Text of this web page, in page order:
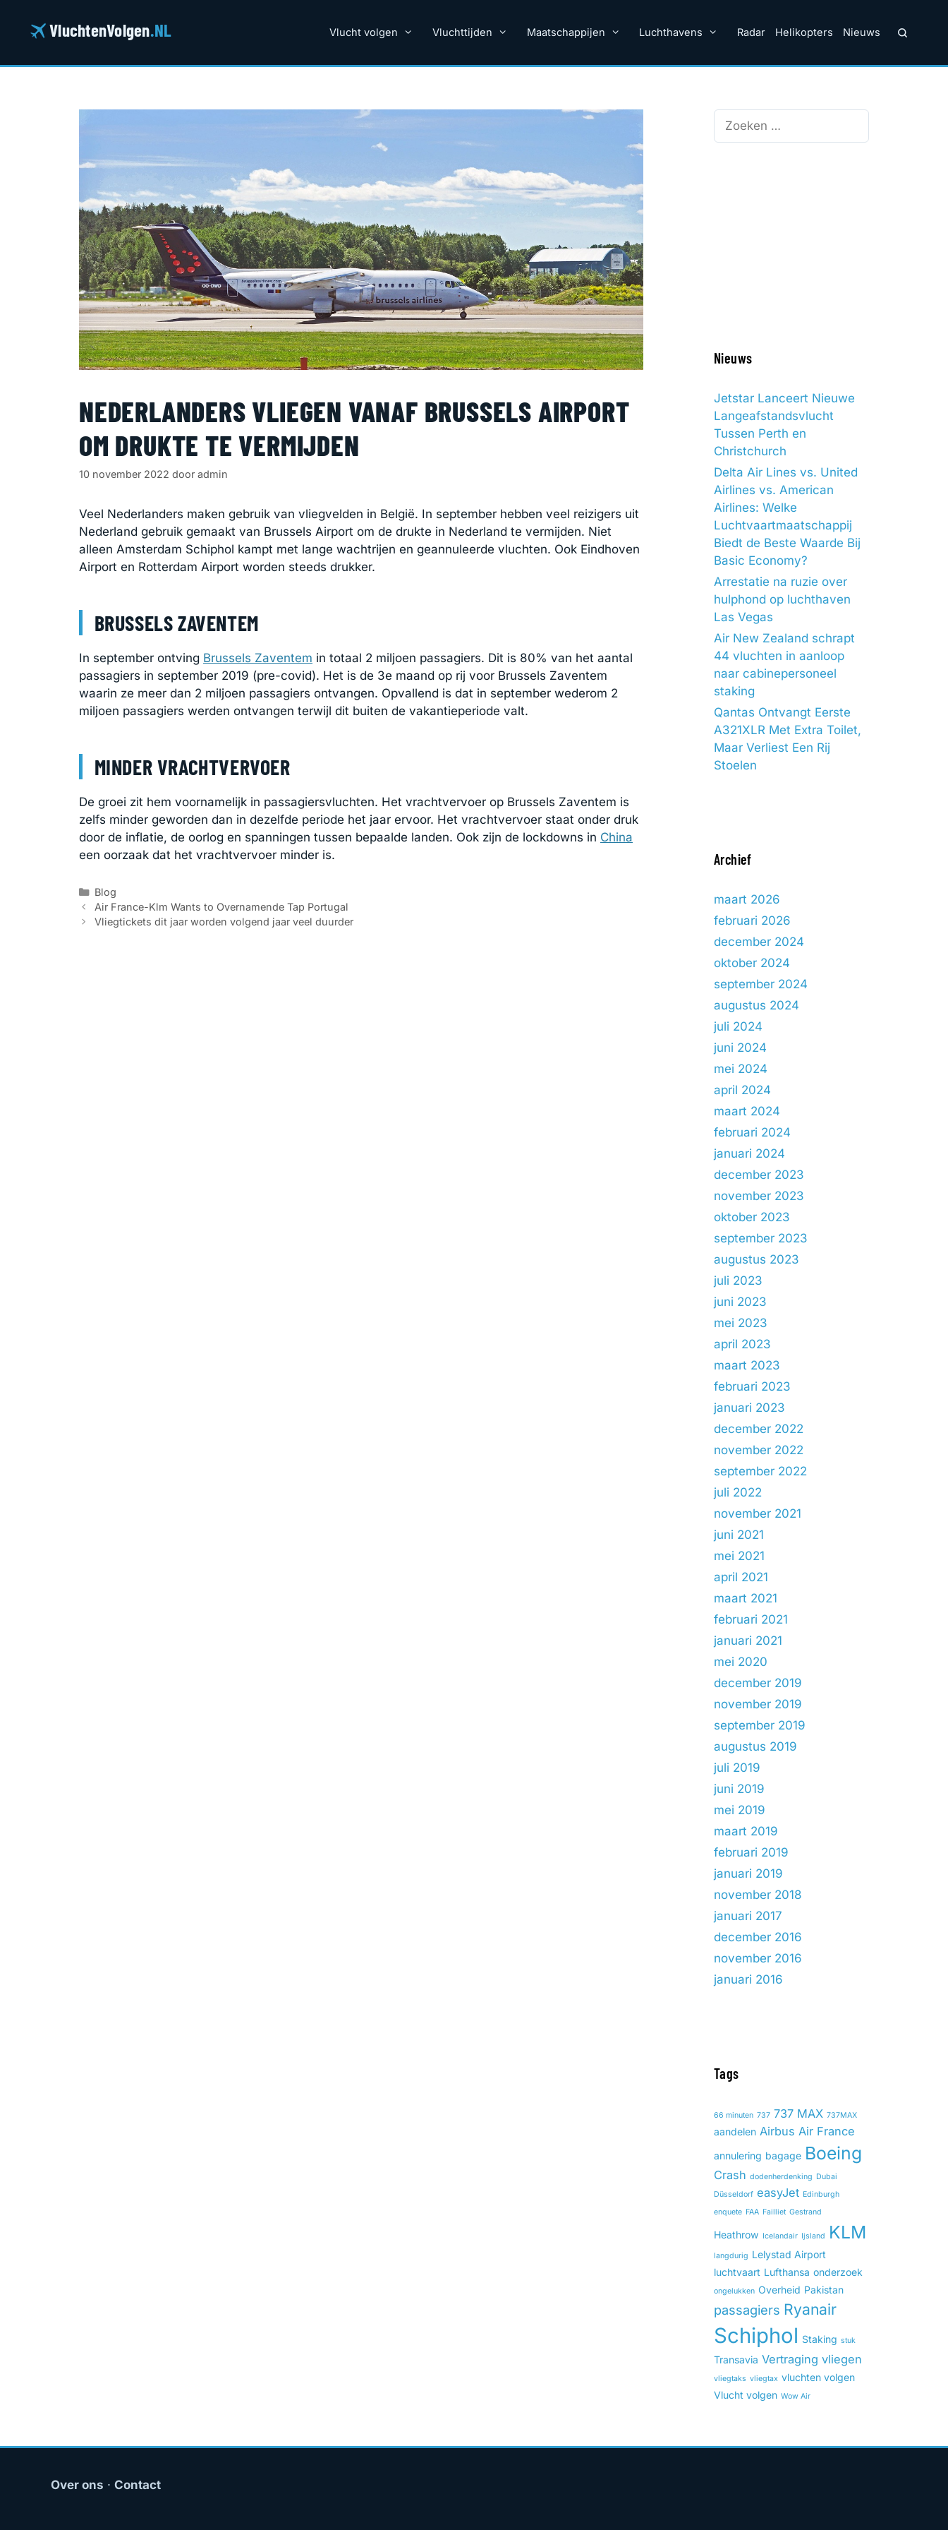
VluchtenVolgen.NL Vlucht volgen Vluchttijden Maatschappijen Luchthavens Radar Helikopters Nieuws
NEDERLANDERS VLIEGEN VANAF BRUSSELS AIRPORT
OM DRUKTE TE VERMIJDEN
10 november 2022 door admin
Veel Nederlanders maken gebruik van vliegvelden in België. In september hebben veel reizigers uit
Nederland gebruik gemaakt van Brussels Airport om de drukte in Nederland te vermijden. Niet
alleen Amsterdam Schiphol kampt met lange wachtrijen en geannuleerde vluchten. Ook Eindhoven
Airport en Rotterdam Airport worden steeds drukker.
BRUSSELS ZAVENTEM
In september ontving Brussels Zaventem in totaal 2 miljoen passagiers. Dit is 80% van het aantal
passagiers in september 2019 (pre-covid). Het is de 3e maand op rij voor Brussels Zaventem
waarin ze meer dan 2 miljoen passagiers ontvangen. Opvallend is dat in september wederom 2
miljoen passagiers werden ontvangen terwijl dit buiten de vakantieperiode valt.
MINDER VRACHTVERVOER
De groei zit hem voornamelijk in passagiersvluchten. Het vrachtvervoer op Brussels Zaventem is
zelfs minder geworden dan in dezelfde periode het jaar ervoor. Het vrachtvervoer staat onder druk
door de inflatie, de oorlog en spanningen tussen bepaalde landen. Ook zijn de lockdowns in China
een oorzaak dat het vrachtvervoer minder is.
Categorieën
Blog
Air France-Klm Wants to Overnamende Tap Portugal
Vliegtickets dit jaar worden volgend jaar veel duurder
Zoek
Nieuws
Jetstar Lanceert Nieuwe
Langeafstandsvlucht
Tussen Perth en
Christchurch
Delta Air Lines vs. United
Airlines vs. American
Airlines: Welke
Luchtvaartmaatschappij
Biedt de Beste Waarde Bij
Basic Economy?
Arrestatie na ruzie over
hulphond op luchthaven
Las Vegas
Air New Zealand schrapt
44 vluchten in aanloop
naar cabinepersoneel
staking
Qantas Ontvangt Eerste
A321XLR Met Extra Toilet,
Maar Verliest Een Rij
Stoelen
Archief
maart 2026
februari 2026
december 2024
oktober 2024
september 2024
augustus 2024
juli 2024
juni 2024
mei 2024
april 2024
maart 2024
februari 2024
januari 2024
december 2023
november 2023
oktober 2023
september 2023
augustus 2023
juli 2023
juni 2023
mei 2023
april 2023
maart 2023
februari 2023
januari 2023
december 2022
november 2022
september 2022
juli 2022
november 2021
juni 2021
mei 2021
april 2021
maart 2021
februari 2021
januari 2021
mei 2020
december 2019
november 2019
september 2019
augustus 2019
juli 2019
juni 2019
mei 2019
maart 2019
februari 2019
januari 2019
november 2018
januari 2017
december 2016
november 2016
januari 2016
Tags
66 minuten 737 737 MAX 737MAX
aandelen Airbus Air France
annulering bagage Boeing
Crash dodenherdenking Dubai
Düsseldorf easyJet Edinburgh
enquete FAA Failliet Gestrand
Heathrow Icelandair Ijsland KLM
langdurig Lelystad Airport
luchtvaart Lufthansa onderzoek
ongelukken Overheid Pakistan
passagiers Ryanair
Schiphol Staking stuk
Transavia Vertraging vliegen
vliegtaks vliegtax vluchten volgen
Vlucht volgen Wow Air
Over ons · Contact